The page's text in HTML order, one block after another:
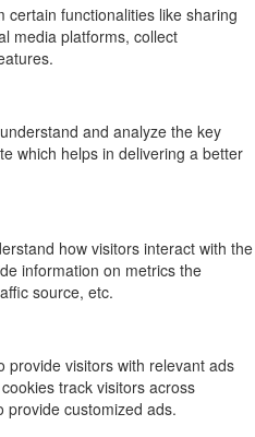
certain functionalities like sharing
media platforms, collect
and analyze the key
which helps in delivering a better
how visitors interact with the
information on metrics the
source, etc.
provide visitors with relevant ads
track visitors across
provide customized ads.